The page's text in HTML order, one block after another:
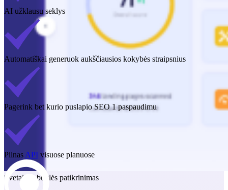
Svetainės būklės patikrinimas
AI užklausų seklys
Automatiškai generuok aukščiausios kokybės straipsnius
Pagerink bet kurio puslapio SEO 1 paspaudimu
Pilnas API visuose planuose